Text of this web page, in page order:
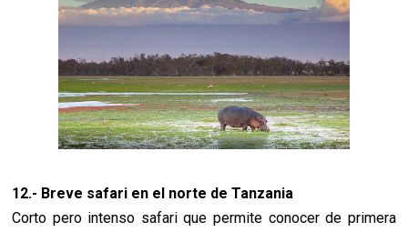
12.- Breve safari en el norte de Tanzania
Corto pero intenso safari que permite conocer de primera